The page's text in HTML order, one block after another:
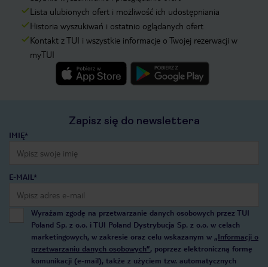
Lista ulubionych ofert i możliwość ich udostępniania
Historia wyszukiwań i ostatnio oglądanych ofert
Kontakt z TUI i wszystkie informacje o Twojej rezerwacji w
myTUI
Zapisz się do newslettera
IMIĘ*
E-MAIL*
Wyrażam zgodę na przetwarzanie danych osobowych przez TUI
Poland Sp. z o.o. i TUI Poland Dystrybucja Sp. z o.o. w celach
marketingowych, w zakresie oraz celu wskazanym w „Informacji o
przetwarzaniu danych osobowych”, poprzez elektroniczną formę
komunikacji (e-mail), także z użyciem tzw. automatycznych